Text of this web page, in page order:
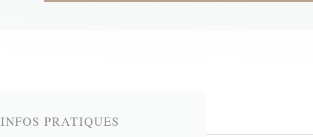
INFOS PRATIQUES